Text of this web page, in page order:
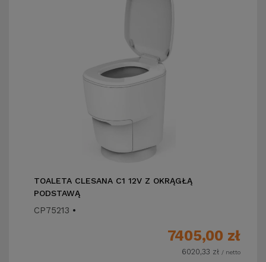
TOALETA CLESANA C1 12V Z OKRĄGŁĄ
PODSTAWĄ
CP75213 •
7405,00 zł
6020,33 zł / netto